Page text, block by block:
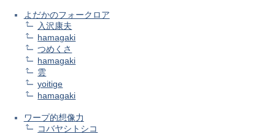
よだかのフォークロア
入沢康夫
hamagaki
つめくさ
hamagaki
雲
yoitige
hamagaki
ワープ的想像力
コバヤシトシコ